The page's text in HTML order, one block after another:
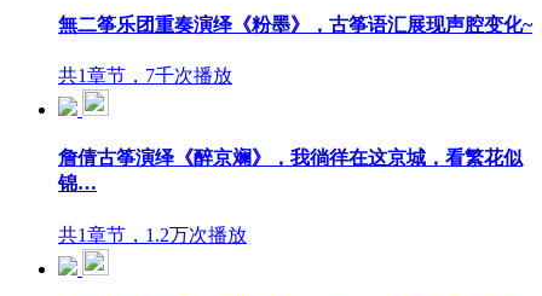
無二筝乐团重奏演绎《粉墨》，古筝语汇展现声腔变化~
共1章节，7千次播放
詹倩古筝演绎《醉京斓》，我徜徉在这京城，看繁花似
锦…
共1章节，1.2万次播放